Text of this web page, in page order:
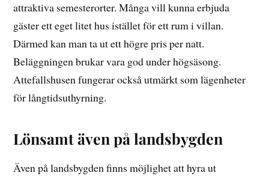
attraktiva semesterorter. Många vill kunna erbjuda
gäster ett eget litet hus istället för ett rum i villan.
Därmed kan man ta ut ett högre pris per natt.
Beläggningen brukar vara god under högsäsong.
Attefallshusen fungerar också utmärkt som lägenheter
för långtidsuthyrning.
Lönsamt även på landsbygden
Även på landsbygden finns möjlighet att hyra ut